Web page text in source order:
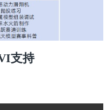
支持